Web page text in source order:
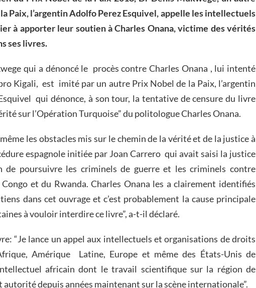
Paix, l’argentin Adolfo Perez Esquivel, appelle les intellectuels
à apporter leur soutien à Charles Onana, victime des vérités
ses livres.
qui a dénoncé le procès contre Charles Onana , lui intenté
Kigali, est imité par un autre Prix Nobel de la Paix, l’argentin
qui dénonce, à son tour, la tentative de censure du livre
sur l’Opération Turquoise” du politologue Charles Onana.
même les obstacles mis sur le chemin de la vérité et de la justice à
espagnole initiée par Joan Carrero qui avait saisi la justice
de poursuivre les criminels de guerre et les criminels contre
Congo et du Rwanda. Charles Onana les a clairement identifiés
dans cet ouvrage et c’est probablement la cause principale
à vouloir interdire ce livre”, a-t-il déclaré.
“Je lance un appel aux intellectuels et organisations de droits
Amérique Latine, Europe et même des États-Unis de
africain dont le travail scientifique sur la région de
autorité depuis années maintenant sur la scène internationale”.